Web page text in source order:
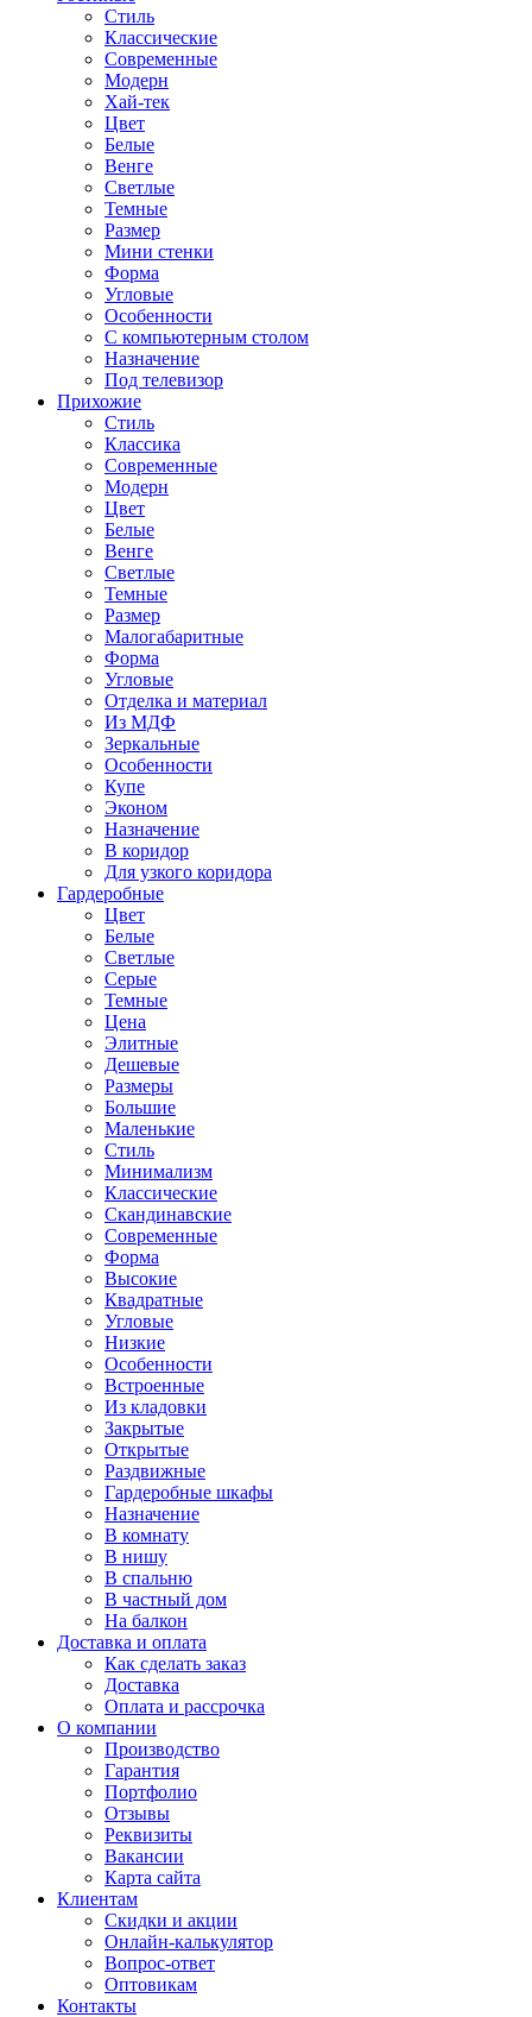
Стиль
Классические
Современные
Модерн
Хай-тек
Цвет
Белые
Венге
Светлые
Темные
Размер
Мини стенки
Форма
Угловые
Особенности
С компьютерным столом
Назначение
Под телевизор
Прихожие
Стиль
Классика
Современные
Модерн
Цвет
Белые
Венге
Светлые
Темные
Размер
Малогабаритные
Форма
Угловые
Отделка и материал
Из МДФ
Зеркальные
Особенности
Купе
Эконом
Назначение
В коридор
Для узкого коридора
Гардеробные
Цвет
Белые
Светлые
Серые
Темные
Цена
Элитные
Дешевые
Размеры
Большие
Маленькие
Стиль
Минимализм
Классические
Скандинавские
Современные
Форма
Высокие
Квадратные
Угловые
Низкие
Особенности
Встроенные
Из кладовки
Закрытые
Открытые
Раздвижные
Гардеробные шкафы
Назначение
В комнату
В нишу
В спальню
В частный дом
На балкон
Доставка и оплата
Как сделать заказ
Доставка
Оплата и рассрочка
О компании
Производство
Гарантия
Портфолио
Отзывы
Реквизиты
Вакансии
Карта сайта
Клиентам
Скидки и акции
Онлайн-калькулятор
Вопрос-ответ
Оптовикам
Контакты